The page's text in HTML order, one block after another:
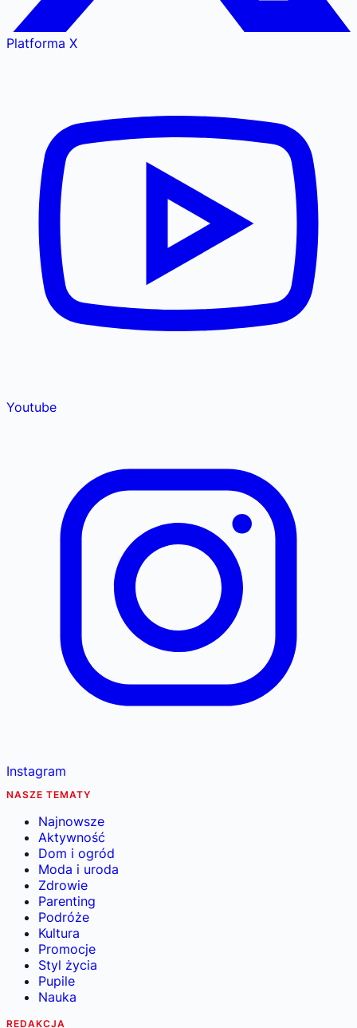
Platforma X
Youtube
Instagram
NASZE TEMATY
Najnowsze
Aktywność
Dom i ogród
Moda i uroda
Zdrowie
Parenting
Podróże
Kultura
Promocje
Styl życia
Pupile
Nauka
REDAKCJA